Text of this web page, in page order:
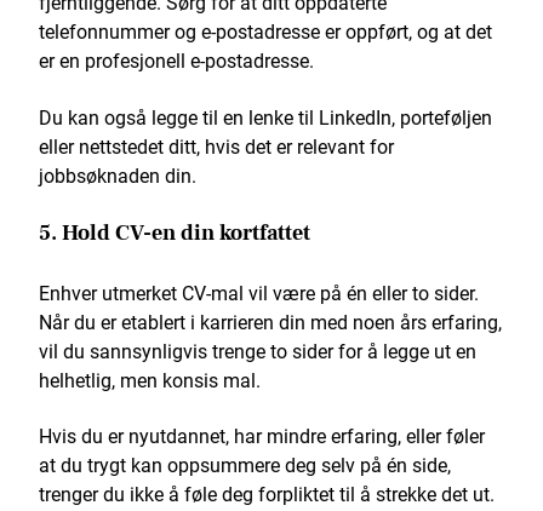
telefonnummer og e-postadresse er oppført, og at det
er en profesjonell e-postadresse.
Du kan også legge til en lenke til LinkedIn, porteføljen
eller nettstedet ditt, hvis det er relevant for
jobbsøknaden din.
5. Hold CV-en din kortfattet
Enhver utmerket CV-mal vil være på én eller to sider.
Når du er etablert i karrieren din med noen års erfaring,
vil du sannsynligvis trenge to sider for å legge ut en
helhetlig, men konsis mal.
Hvis du er nyutdannet, har mindre erfaring, eller føler
at du trygt kan oppsummere deg selv på én side,
trenger du ikke å føle deg forpliktet til å strekke det ut.